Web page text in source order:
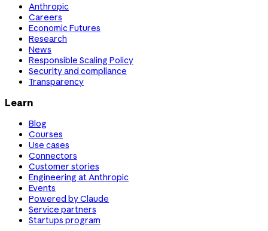
Anthropic
Careers
Economic Futures
Research
News
Responsible Scaling Policy
Security and compliance
Transparency
Learn
Blog
Courses
Use cases
Connectors
Customer stories
Engineering at Anthropic
Events
Powered by Claude
Service partners
Startups program